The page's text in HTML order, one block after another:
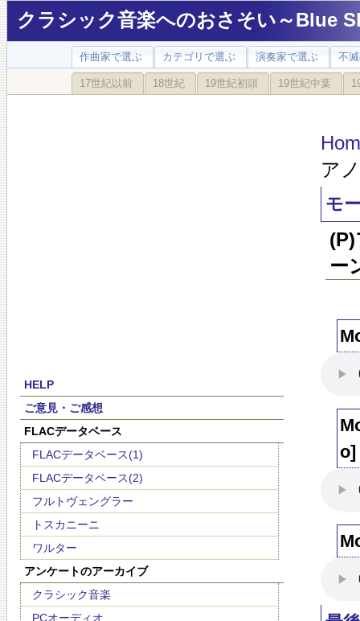
クラシック音楽へのおさそい～Blue
作曲家で選ぶ カテゴリで選ぶ 演奏家で選ぶ 不
17世紀以前 18世紀 19世紀初頭 19世紀中葉
HELP
ご意見・ご感想
FLACデータベース
FLACデータベース(1)
FLACデータベース(2)
フルトヴェングラー
トスカニーニ
ワルター
アンケートのアーカイブ
クラシック音楽
PCオーディオ
ア
モ
ー
o]